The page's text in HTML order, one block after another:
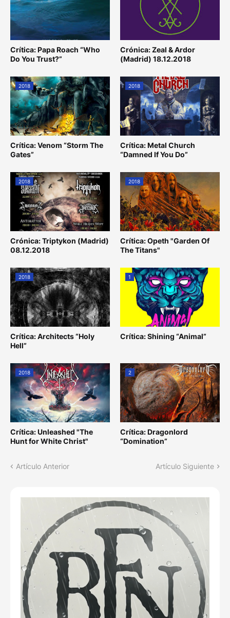
Crítica: Papa Roach “Who
Do You Trust?”
Crónica: Zeal & Ardor
(Madrid) 18.12.2018
2018
Crítica: Venom “Storm The
Gates”
2018
Crítica: Metal Church
“Damned If You Do”
2018
Crónica: Triptykon (Madrid)
08.12.2018
2018
Crítica: Opeth "Garden Of
The Titans"
2018
Crítica: Architects “Holy
Hell”
1
Crítica: Shining “Animal”
2018
Crítica: Unleashed "The
Hunt for White Christ"
2
Crítica: Dragonlord
“Domination”
Artículo Anterior Artículo Siguiente